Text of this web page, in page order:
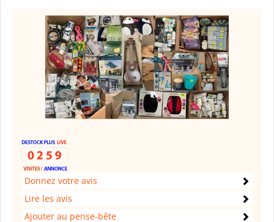
Donnez votre avis
Lire les avis
Ajouter au pense-bête